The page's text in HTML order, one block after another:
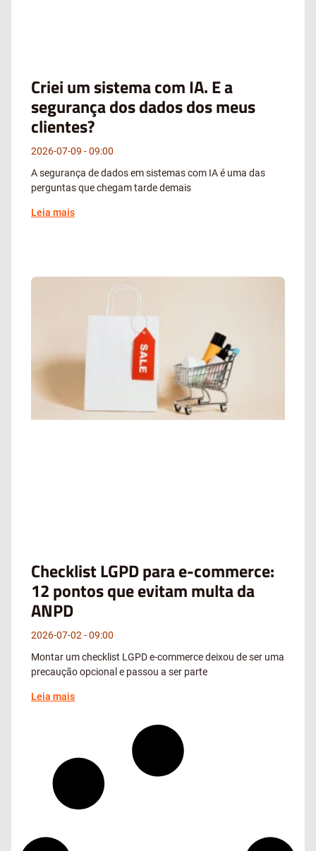
Criei um sistema com IA. E a
segurança dos dados dos meus
clientes?
2026-07-09
09:00
A segurança de dados em sistemas com IA é uma das
perguntas que chegam tarde demais
Leia mais
Checklist LGPD para e-commerce:
12 pontos que evitam multa da
ANPD
2026-07-02
09:00
Montar um checklist LGPD e-commerce deixou de ser uma
precaução opcional e passou a ser parte
Leia mais